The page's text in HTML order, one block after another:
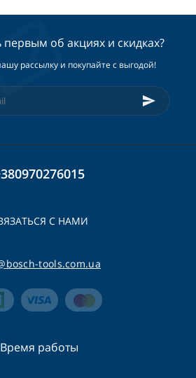
первым об акциях и скидках?
рассылку и покупайте с выгодой!
С НАМИ
tools.com.ua
Время работы